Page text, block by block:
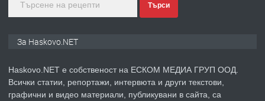
преди 5 дни
Търси
За Haskovo.NET
Haskovo.NET е собственост на ЕСКОМ МЕДИА ГРУП ООД.
Всички статии, репортажи, интервюта и други текстови,
графични и видео материали, публикувани в сайта, са